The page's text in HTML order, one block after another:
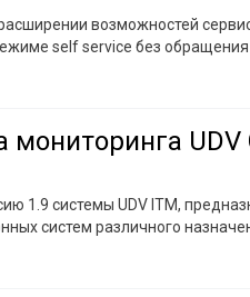
возможностей
self service без
мониторинга UDV
1.9 системы UDV ITM,
систем различного